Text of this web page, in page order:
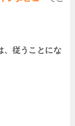
、従うことにな